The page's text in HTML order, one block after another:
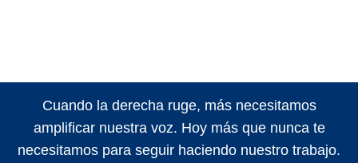
Cuando la derecha ruge, más necesitamos
amplificar nuestra voz. Hoy más que nunca te
necesitamos para seguir haciendo nuestro trabajo.